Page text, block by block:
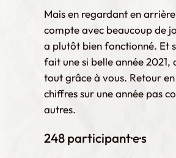
Mais en regardant en
compte avec beaucoup de
a plutôt bien fonctionné. Et
fait une si belle année 2021,
tout grâce à vous. Retour
chiffres sur une année pas
autres.
248 participant·e·s